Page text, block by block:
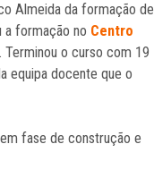
Almeida da formação de
a formação no Centro
o curso com 19
equipa docente que o
fase de construção e